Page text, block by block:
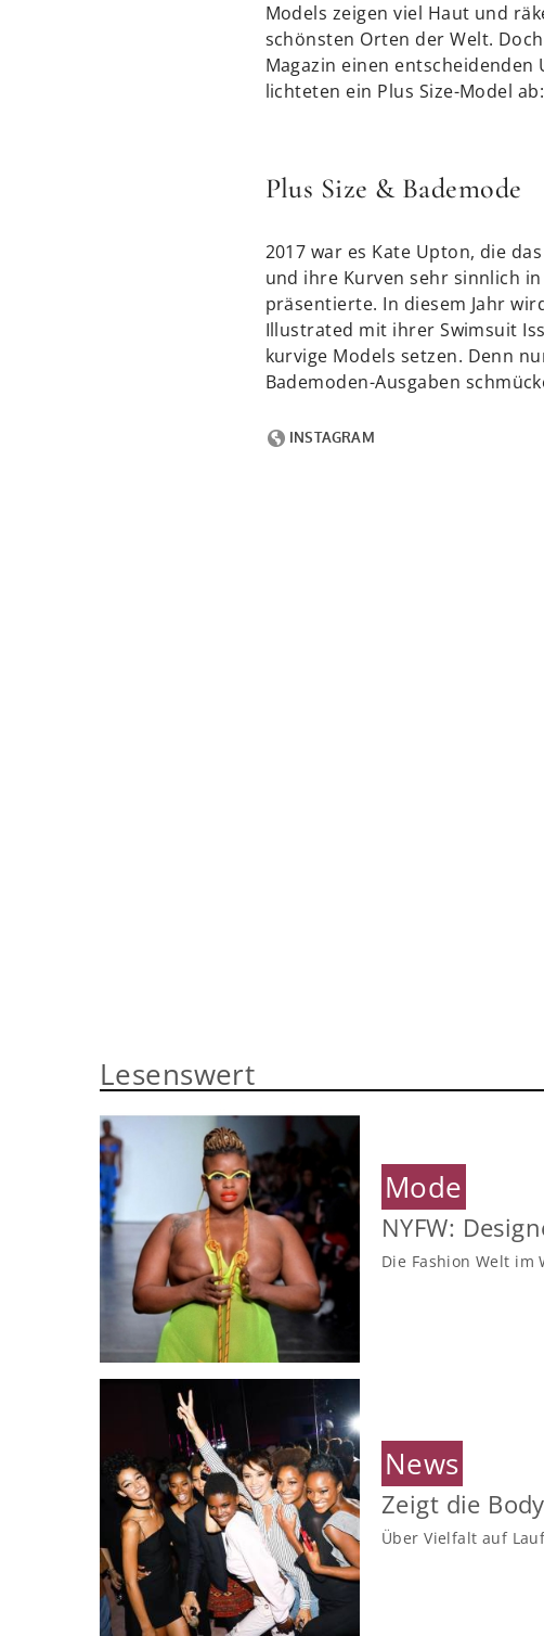
Models zeigen viel Haut und
schönsten Orten der Welt.
Magazin einen entscheidenden
lichteten ein Plus Size-Model ab:
Plus Size & Bademode
2017 war es Kate Upton, die
und ihre Kurven sehr sinnlich
präsentierte. In diesem Jahr
Illustrated mit ihrer Swimsuit
kurvige Models setzen. Denn
Bademoden-Ausgaben
Lesenswert
Mode
NYFW:
Die Fashion Welt im
News
Zeigt die
Über Vielfalt auf